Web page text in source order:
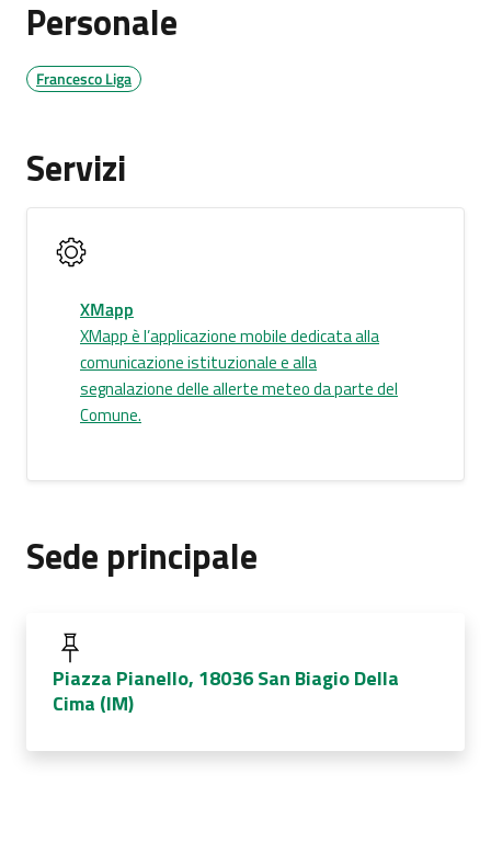
Personale
Francesco Liga
Servizi
XMapp
XMapp è l’applicazione mobile dedicata alla
comunicazione istituzionale e alla
segnalazione delle allerte meteo da parte del
Comune.
Sede principale
Piazza Pianello, 18036 San Biagio Della
Cima (IM)